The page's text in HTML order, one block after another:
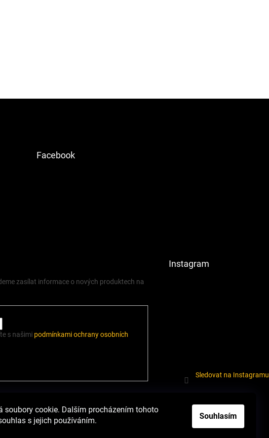
soubory cookie. Dalším procházením tohoto
s jejich používáním.
Souhlasím
Facebook
zasílat informace o nových produktech na
s našimi podmínkami ochrany osobních
Instagram
Sledovat na Instagramu
Podmínky ochrany osobních údajů Odstoupení od smlouvy